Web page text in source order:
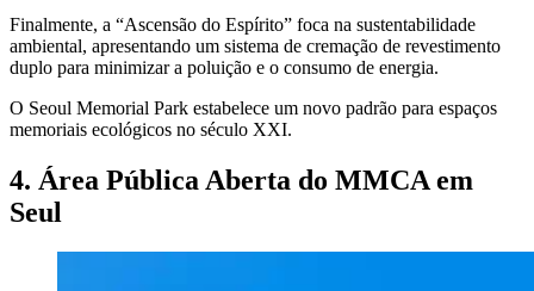
Finalmente, a “Ascensão do Espírito” foca na sustentabilidade
ambiental, apresentando um sistema de cremação de revestimento
duplo para minimizar a poluição e o consumo de energia.
O Seoul Memorial Park estabelece um novo padrão para espaços
memoriais ecológicos no século XXI.
4. Área Pública Aberta do MMCA em
Seul